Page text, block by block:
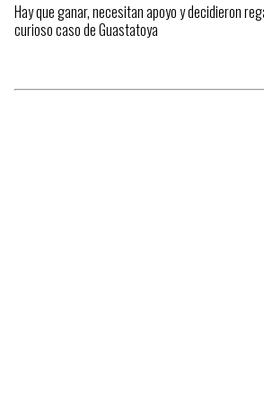
Hay que ganar, necesitan apoyo y decidieron
curioso caso de Guastatoya